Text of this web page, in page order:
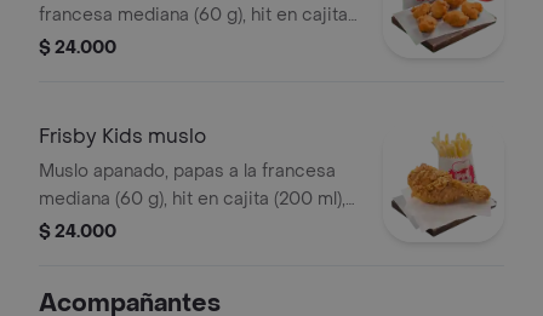
francesa mediana (60 g), hit en cajita
(200 ml), golosina y un divertido
$ 24.000
Frisby Kids muslo
Muslo apanado, papas a la francesa
mediana (60 g), hit en cajita (200 ml),
golosina y un divertido juguete
$ 24.000
Acompañantes